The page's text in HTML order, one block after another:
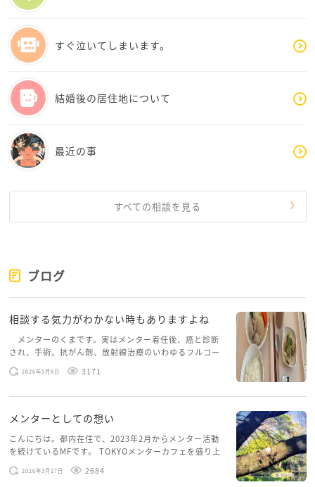
りも、これから先をどう穏やかに過ごしていくか、な
のかもしれません。
喧嘩になった時は、その場で全部解決しようとせず、
「あなたが今も苦しかったことは分かっているよ」
「私も未熟だったと思っているよ」
と、まず感情だけ受け止めて、一度距離を置くのもひ
とつです。
過去は消せなくても、今こうして悩み、関係を大切に
焦らず、少しずつ。
親子愛はきっとわかり合えるときがきます。
肩の力を抜いて、リコリコさんの心も大切になさって
くださいね。
すぐ泣いてしまいます。
結婚後の居住地について
最近の事
すべての相談を見る
ブログ
相談する気力がわかない時もありますよね
メンターのくまです。実はメンター着任後、癌と診断
され、手術、抗がん剤、放射線治療のいわゆるフルコー
スを体験していて、しばらくメンターカフェに来られて
いませんでした。体力だけでなく、気力も落ちパソコン
2026年5月8日 3171
メンターとしての想い
こんにちは。都内在住で、2023年2月からメンター活動
を続けているMFです。 TOKYOメンターカフェを盛り上
げたいという想いから、勇気を出して初めてブログを投
稿してみようと思います。少し自分のことを書いてみま
2026年3月17日 2684